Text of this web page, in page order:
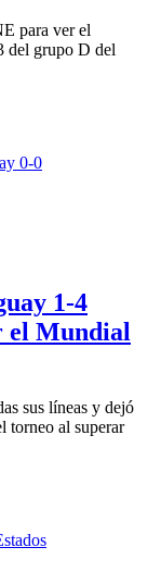
para ver el
del grupo D del
1-4
el Mundial
sus líneas y dejó
torneo al superar